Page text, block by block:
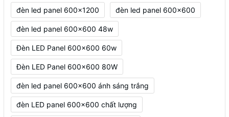
đèn led panel 600x1200 đèn led panel 600x600
đèn led panel 600x600 48w
Đèn LED Panel 600x600 60w
Đèn LED Panel 600x600 80W
đèn led panel 600x600 ánh sáng trắng
đèn LED panel 600x600 chất lượng